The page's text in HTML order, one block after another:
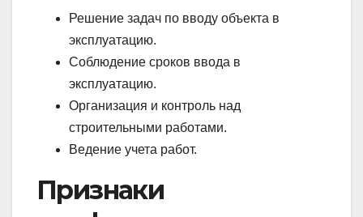
Решение задач по вводу объекта в
эксплуатацию.
Соблюдение сроков ввода в
эксплуатацию.
Организация и контроль над
строительными работами.
Ведение учета работ.
Признаки